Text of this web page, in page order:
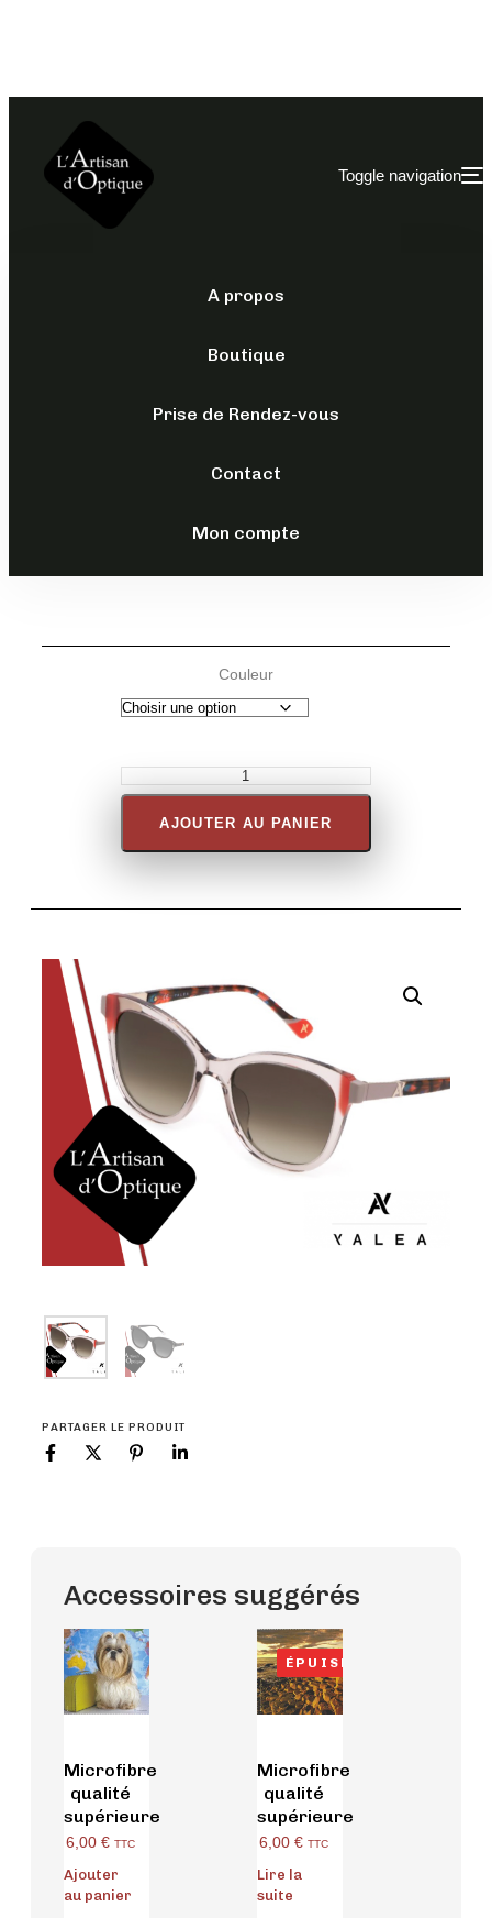
Toggle navigation
A propos
Boutique
Prise de Rendez-vous
Contact
Mon compte
PARTAGER LE PRODUIT
– SYA078
Couleur
AJOUTER AU PANIER
Accessoires suggérés
Microfibre
qualité
supérieure
6,00 € TTC
Ajouter
au panier
ÉPUISÉ
Microfibre
qualité
supérieure
6,00 € TTC
Lire la
suite